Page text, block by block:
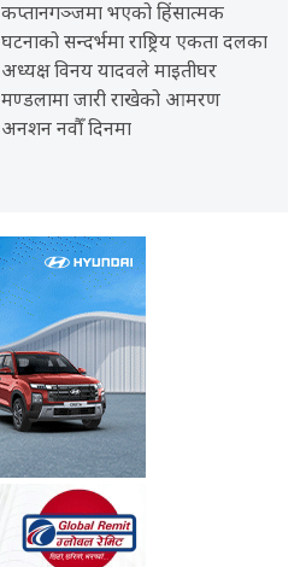
कप्तानगञ्जमा भएको हिंसात्मक
घटनाको सन्दर्भमा राष्ट्रिय एकता दलका
अध्यक्ष विनय यादवले माइतीघर
मण्डलामा जारी राखेको आमरण
अनशन नवौँ दिनमा